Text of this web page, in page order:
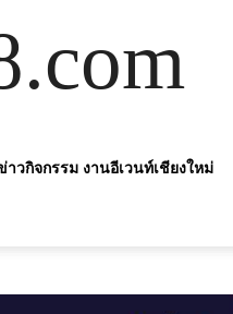
าวกิจกรรม งานอีเวนท์เชียงใหม่